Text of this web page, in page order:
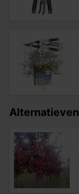
Alternatieven